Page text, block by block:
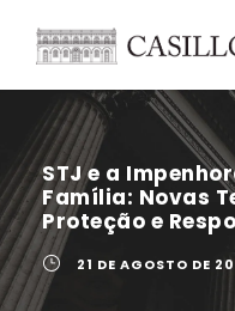
STJ e a
Família: Novas
Proteção e
21 DE AGOSTO DE